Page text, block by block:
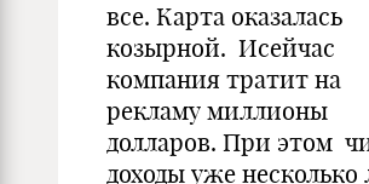
все. Карта оказалась
козырной. Исейчас
компания тратит на
рекламу миллионы
долларов. При этом
доходы уже несколько